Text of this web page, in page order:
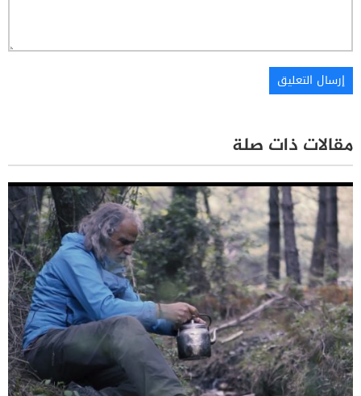
مقالات ذات صلة